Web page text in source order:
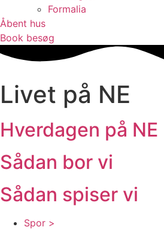
Formalia
Åbent hus
Book besøg
Livet på NE
Hverdagen på NE
Sådan bor vi
Sådan spiser vi
Spor >